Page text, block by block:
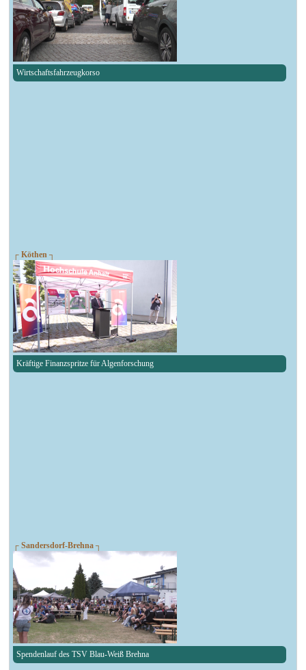
Wirtschaftsfahrzeugkorso
┌ Köthen ┐
Kräftige Finanzspritze für Algenforschung
┌ Sandersdorf-Brehna ┐
Spendenlauf des TSV Blau-Weiß Brehna